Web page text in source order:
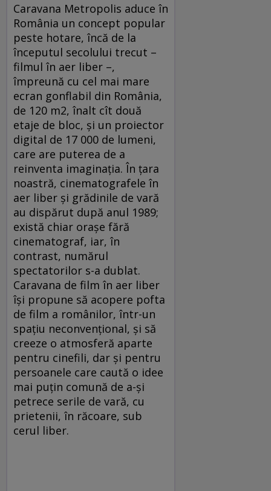
Caravana Metropolis aduce în
România un concept popular
peste hotare, încă de la
începutul secolului trecut –
filmul în aer liber –,
împreună cu cel mai mare
ecran gonflabil din România,
de 120 m2, înalt cît două
etaje de bloc, şi un proiector
digital de 17 000 de lumeni,
care are puterea de a
reinventa imaginaţia. În ţara
noastră, cinematografele în
aer liber şi grădinile de vară
au dispărut după anul 1989;
există chiar oraşe fără
cinematograf, iar, în
contrast, numărul
spectatorilor s-a dublat.
Caravana de film în aer liber
îşi propune să acopere pofta
de film a românilor, într-un
spaţiu neconvenţional, şi să
creeze o atmosferă aparte
pentru cinefili, dar şi pentru
persoanele care caută o idee
mai puţin comună de a-şi
petrece serile de vară, cu
prietenii, în răcoare, sub
cerul liber.